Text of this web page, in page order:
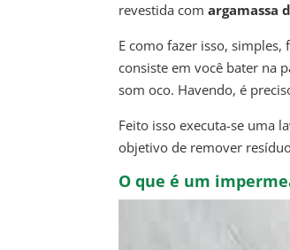
revestida com argamassa
E como fazer isso, simples,
consiste em você bater na
som oco. Havendo, é
Feito isso executa-se uma
objetivo de remover
O que é um